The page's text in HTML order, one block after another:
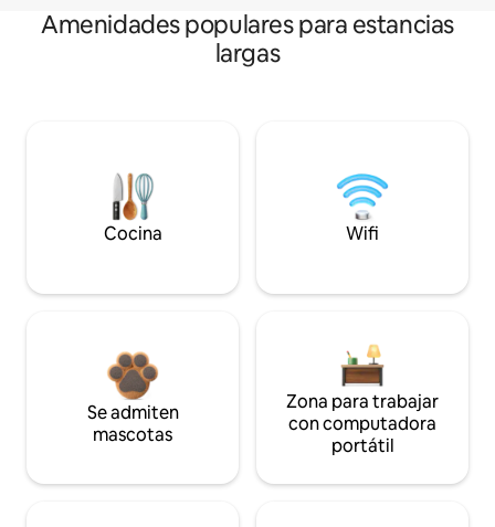
Amenidades populares para estancias
largas
Cocina Wifi
Se admiten
mascotas
Zona para trabajar
con computadora
portátil